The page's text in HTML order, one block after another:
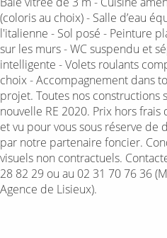
(coloris au choix) - Salle d’eau
l'italienne - Sol posé - Peinture
sur les murs - WC suspendu et
intelligente - Volets roulants
choix - Accompagnement dans
projet. Toutes nos constructions
nouvelle RE 2020. Prix hors
et vu pour vous sous réserve
par notre partenaire foncier.
visuels non contractuels.
28 82 29 ou au 02 31 70 76 36
Agence de Lisieux).